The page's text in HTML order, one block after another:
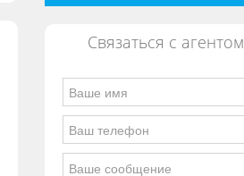
Связаться с агентом